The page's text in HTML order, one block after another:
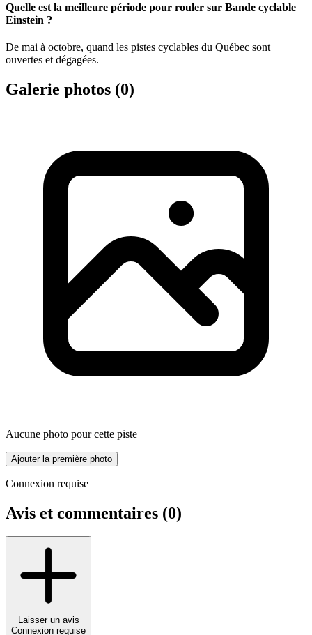
Quelle est la meilleure période pour rouler sur Bande cyclable
Einstein ?
De mai à octobre, quand les pistes cyclables du Québec sont
ouvertes et dégagées.
Galerie photos (0)
Aucune photo pour cette piste
Ajouter la première photo
Connexion requise
Avis et commentaires (0)
Laisser un avis
Connexion requise